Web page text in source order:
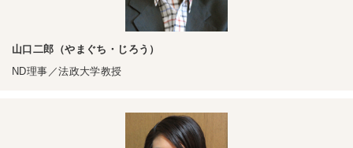
山口二郎（やまぐち・じろう）
ND理事／法政大学教授